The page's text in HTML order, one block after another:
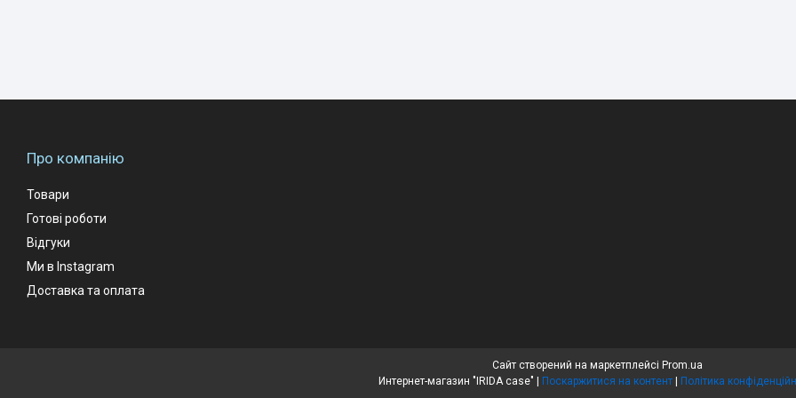
Про компанію
Товари
Готові роботи
Відгуки
Ми в Instagram
Доставка та оплата
Сайт створений на маркетплейсі Prom.ua
Поскаржитися на контент Політика